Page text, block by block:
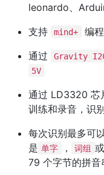
leonardo、
支持
mind+
编程
通过
Gravity
5V
通过 LD3320 芯
训练和录音，识
每次识别最多可
是 单字 ， 词组 或
79 个字节的拼音